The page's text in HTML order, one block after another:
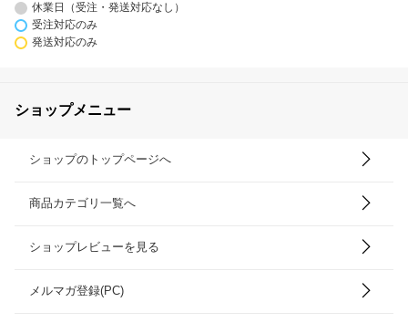
休業日（受注・発送対応なし）
受注対応のみ
発送対応のみ
ショップメニュー
ショップのトップページへ
商品カテゴリ一覧へ
ショップレビューを見る
メルマガ登録(PC)